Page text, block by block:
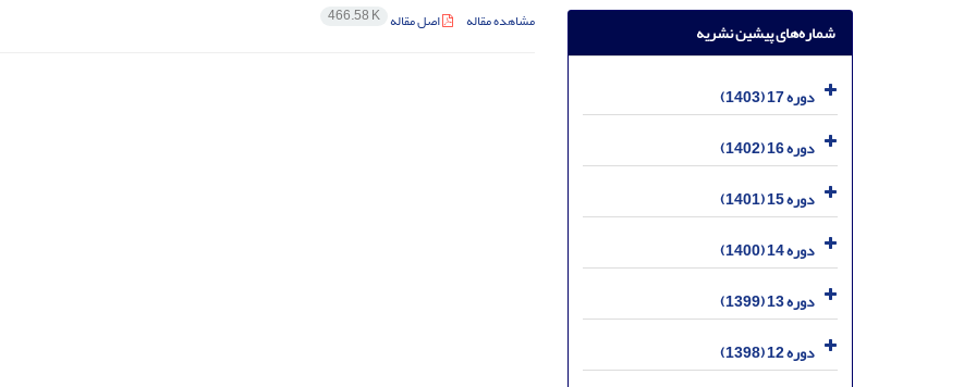
مشاهده مقاله اصل مقاله 466.58 K
شماره‌های پیشین نشریه
دوره 17 (1403)
دوره 16 (1402)
دوره 15 (1401)
دوره 14 (1400)
دوره 13 (1399)
دوره 12 (1398)